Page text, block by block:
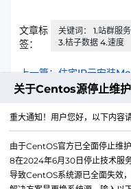
文章标
签：
关键词： 1.站群服
3.桔子数据 4.速度
上一篇：住宅IP云安装
关于Centos源停止维
重大通知！用户您好，以下内容
由于CentOS官方已全面停止维
8在2024年6月30日停止技术服
导致CentOS系统源已全面失效